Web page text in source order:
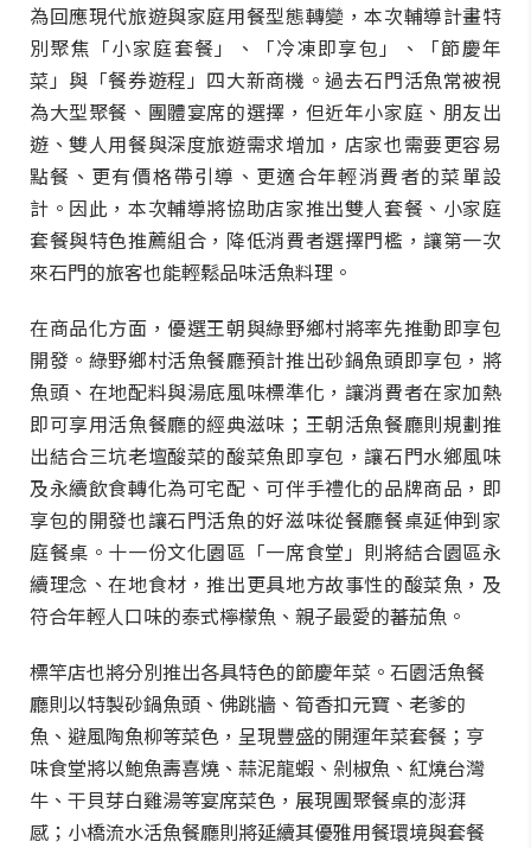
為回應現代旅遊與家庭用餐型態轉變，本次輔導計畫特
別聚焦「小家庭套餐」、「冷凍即享包」、「節慶年
菜」與「餐券遊程」四大新商機。過去石門活魚常被視
為大型聚餐、團體宴席的選擇，但近年小家庭、朋友出
遊、雙人用餐與深度旅遊需求增加，店家也需要更容易
點餐、更有價格帶引導、更適合年輕消費者的菜單設
計。因此，本次輔導將協助店家推出雙人套餐、小家庭
套餐與特色推薦組合，降低消費者選擇門檻，讓第一次
來石門的旅客也能輕鬆品味活魚料理。
在商品化方面，優選王朝與綠野鄉村將率先推動即享包
開發。綠野鄉村活魚餐廳預計推出砂鍋魚頭即享包，將
魚頭、在地配料與湯底風味標準化，讓消費者在家加熱
即可享用活魚餐廳的經典滋味；王朝活魚餐廳則規劃推
出結合三坑老壇酸菜的酸菜魚即享包，讓石門水鄉風味
及永續飲食轉化為可宅配、可伴手禮化的品牌商品，即
享包的開發也讓石門活魚的好滋味從餐廳餐桌延伸到家
庭餐桌。十一份文化園區「一席食堂」則將結合園區永
續理念、在地食材，推出更具地方故事性的酸菜魚，及
符合年輕人口味的泰式檸檬魚、親子最愛的蕃茄魚。
標竿店也將分別推出各具特色的節慶年菜。石園活魚餐
廳則以特製砂鍋魚頭、佛跳牆、筍香扣元寶、老爹的
魚、避風陶魚柳等菜色，呈現豐盛的開運年菜套餐；亨
味食堂將以鮑魚壽喜燒、蒜泥龍蝦、剁椒魚、紅燒台灣
牛、干貝芽白雞湯等宴席菜色，展現團聚餐桌的澎湃
感；小橋流水活魚餐廳則將延續其優雅用餐環境與套餐